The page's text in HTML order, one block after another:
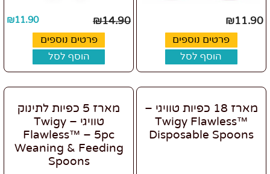
₪11.90
פרטים נוספים
הוסף לסל
₪14.90
₪11.90
פרטים נוספים
הוסף לסל
מארז 18 כפיות טוויגי –
Twigy Flawless™
Disposable Spoons
מארז 5 כפיות לתינוק
טוויגי – Twigy
Flawless™ – 5pc
Weaning & Feeding
Spoons